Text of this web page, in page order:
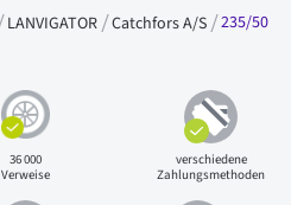
LANVIGATOR Catchfors A/S 235/50
36 000
Verweise
verschiedene
Zahlungsmethoden